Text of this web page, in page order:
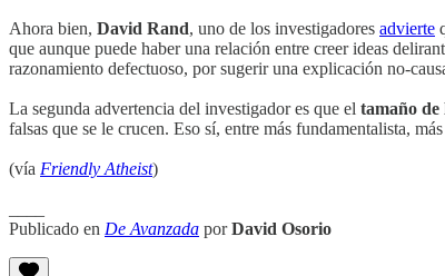
Ahora bien, David Rand, uno de los investigadores advierte
que aunque puede haber una relación entre creer ideas
razonamiento defectuoso, por sugerir una explicación no-
La segunda advertencia del investigador es que el tamaño de
falsas que se le crucen. Eso sí, entre más fundamentalista,
(vía Friendly Atheist)
Publicado en De Avanzada porDavid Osorio